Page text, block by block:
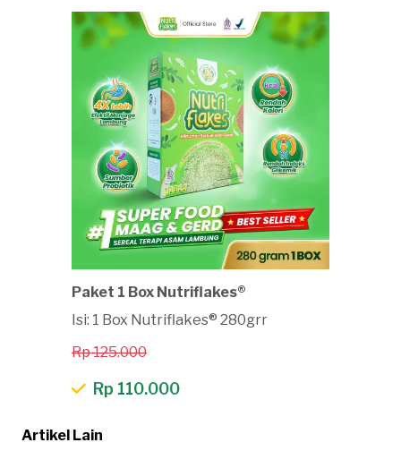
Paket 1 Box Nutriflakes®
Isi: 1 Box Nutriflakes® 280grr
Rp 125.000
Rp 110.000
Artikel Lain